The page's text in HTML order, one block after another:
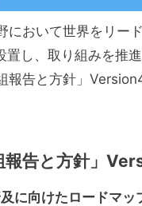
おいて世界をリー
し、取り組みを推
告と方針」
報告と方針」
に向けたロードマッ